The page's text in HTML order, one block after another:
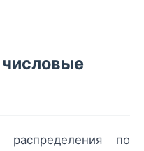
по